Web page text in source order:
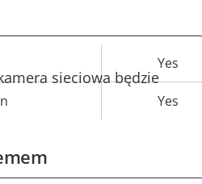
Yes
Yes
sieciowa będzie